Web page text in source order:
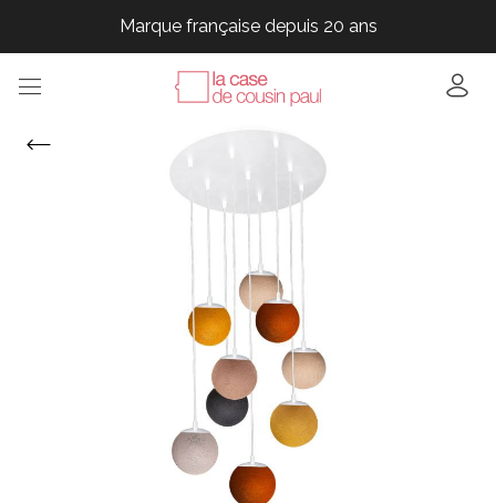
Marque française depuis 20 ans
Marque française depuis 20 ans
Marque française depuis 20 ans